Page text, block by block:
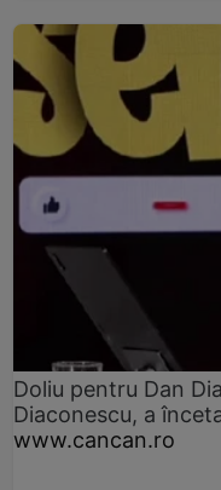
Doliu pentru Dan
Diaconescu, a
www.cancan.ro